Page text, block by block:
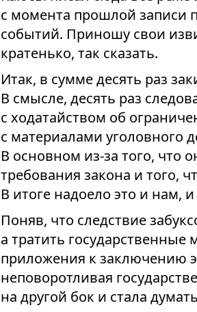
с момента прошлой
событий. Приношу свои
кратенько, так сказать.
Итак, в сумме десять раз
В смысле, десять раз
с ходатайством об
с материалами уголовного
В основном из-за того, что
требования закона и того,
В итоге надоело это и нам, и
Поняв, что следствие
а тратить
приложения к заключению
неповоротливая
на другой бок и стала